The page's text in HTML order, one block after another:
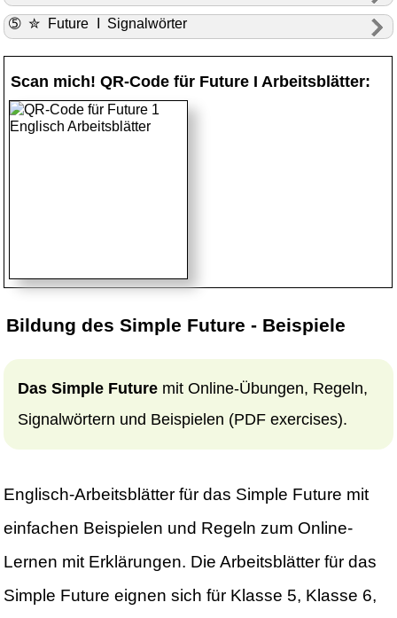
➄ ✮ Future I Signalwörter
Scan mich! QR-Code für Future I Arbeitsblätter:
Bildung des Simple Future - Beispiele
Das Simple Future mit Online-Übungen, Regeln,
Signalwörtern und Beispielen (PDF exercises).
Englisch-Arbeitsblätter für das Simple Future mit
einfachen Beispielen und Regeln zum Online-
Lernen mit Erklärungen. Die Arbeitsblätter für das
Simple Future eignen sich für Klasse 5, Klasse 6,